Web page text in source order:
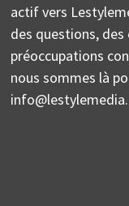
actif vers
des questions,
préoccupations
nous sommes là